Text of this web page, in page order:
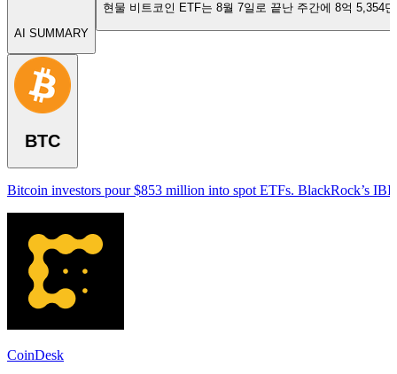
AI SUMMARY
현물 비트코인 ETF는 8월 7일로 끝난 주간에 8억 5,354
BTC
Bitcoin investors pour $853 million into spot ETFs. BlackRock’s
CoinDesk